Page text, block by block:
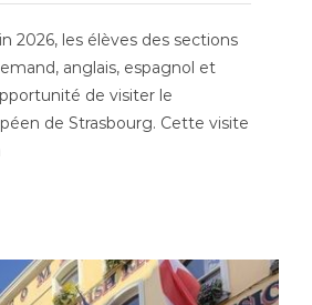
2026, les élèves des sections
anglais, espagnol et
de visiter le
de Strasbourg. Cette visite